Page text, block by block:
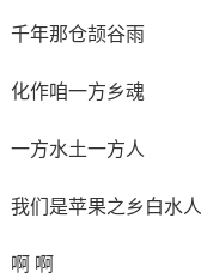
千年那仓颉谷雨
化作咱一方乡魂
一方水土一方人
我们是苹果之乡白水人
啊 啊